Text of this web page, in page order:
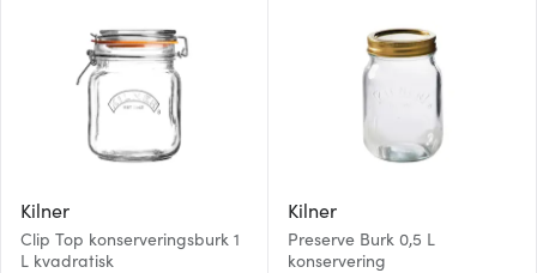
Kilner
Clip Top konserveringsburk 1
L kvadratisk
Kilner
Preserve Burk 0,5 L
konservering